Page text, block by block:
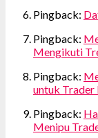
Pingback:
Pingback:
Mengikuti
Pingback:
untuk Trader
Pingback:
Menipu